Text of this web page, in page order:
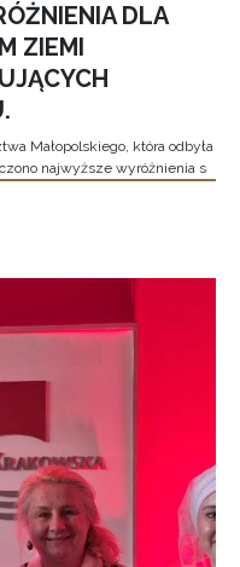
DLA
ZIEMI
Małopolskiego, która odbyła
najwyższe wyróżnienia s